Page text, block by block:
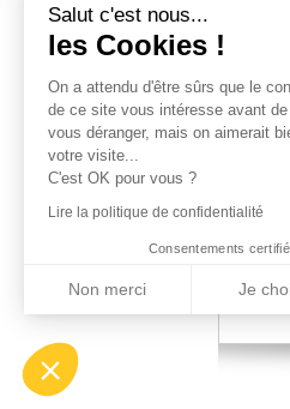
Salut c'est nous...
les Cookies !
On a attendu d'être sûrs que le
de ce site vous intéresse avant de
vous déranger, mais on aimerait
votre visite...
C'est OK pour vous ?
Lire la politique de confidentialité
Consentements
Non merci Je
Notre plateforme vous permet